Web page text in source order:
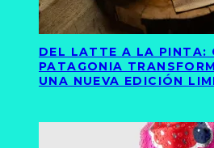
DEL LATTE A LA PINTA:
PATAGONIA
UNA NUEVA EDICIÓN